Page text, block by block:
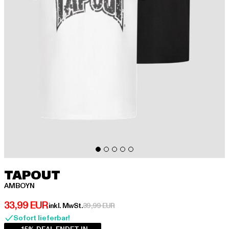
TAPOUT
AMBOYN
33,99 EUR
Derzeitiger Preis: 33,99 EUR
inkl. MwSt.39,99 EURAktionspreis: 39,99 EUR
Sofort lieferbar!